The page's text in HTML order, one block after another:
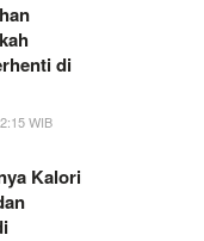
di
WIB
Kalori